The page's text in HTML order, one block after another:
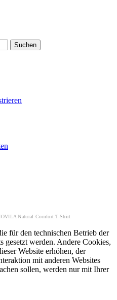
Suchen
Natural Comfort T-Shirt
für den technischen Betrieb der
gesetzt werden. Andere Cookies,
Website erhöhen, der
mit anderen Websites
sollen, werden nur mit Ihrer